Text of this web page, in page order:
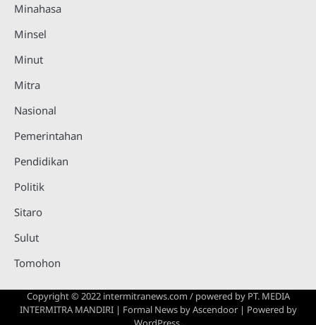
Minahasa
Minsel
Minut
Mitra
Nasional
Pemerintahan
Pendidikan
Politik
Sitaro
Sulut
Tomohon
Copyright © 2022 intermitranews.com / powered by PT. MEDIA
INTERMITRA MANDIRI| Formal News byAscendoor| Powered by